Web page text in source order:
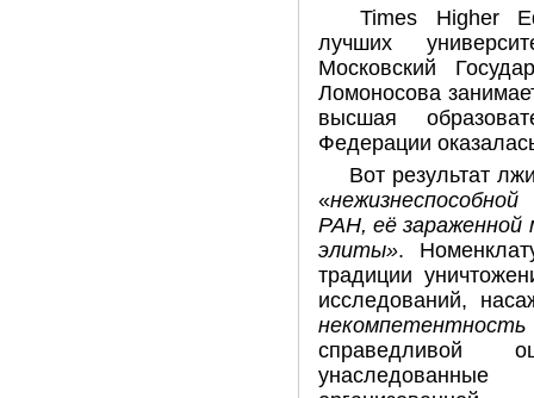
Times Higher
лучших
Московский
Ломоносова
высшая
Федерации
Вот результат
«
РАН, её зараженной
элиты».
традиции
исследований,
справедливой
унаследованные